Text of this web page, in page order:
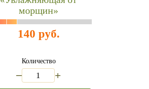
морщин»
140 руб.
Количество
+